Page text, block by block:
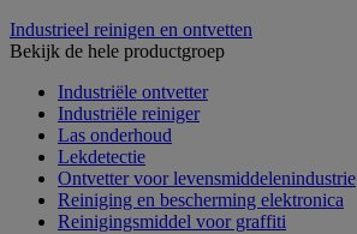
Industrieel reinigen en ontvetten
Bekijk de hele productgroep
Industriële ontvetter
Industriële reiniger
Las onderhoud
Lekdetectie
Ontvetter voor levensmiddelenindustrie
Reiniging en bescherming elektronica
Reinigingsmiddel voor graffiti